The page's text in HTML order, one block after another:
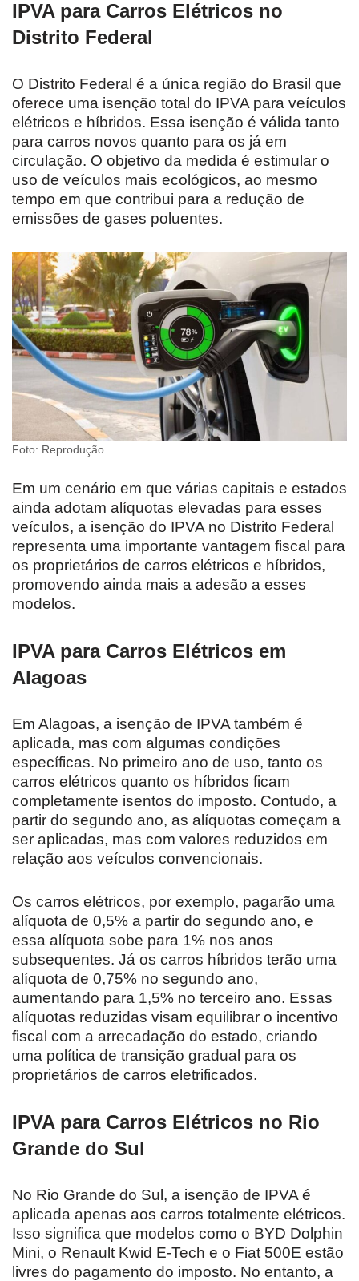
IPVA para Carros Elétricos no
Distrito Federal
O Distrito Federal é a única região do Brasil que
oferece uma isenção total do IPVA para veículos
elétricos e híbridos. Essa isenção é válida tanto
para carros novos quanto para os já em
circulação. O objetivo da medida é estimular o
uso de veículos mais ecológicos, ao mesmo
tempo em que contribui para a redução de
emissões de gases poluentes.
Foto: Reprodução
Em um cenário em que várias capitais e estados
ainda adotam alíquotas elevadas para esses
veículos, a isenção do IPVA no Distrito Federal
representa uma importante vantagem fiscal para
os proprietários de carros elétricos e híbridos,
promovendo ainda mais a adesão a esses
modelos.
IPVA para Carros Elétricos em
Alagoas
Em Alagoas, a isenção de IPVA também é
aplicada, mas com algumas condições
específicas. No primeiro ano de uso, tanto os
carros elétricos quanto os híbridos ficam
completamente isentos do imposto. Contudo, a
partir do segundo ano, as alíquotas começam a
ser aplicadas, mas com valores reduzidos em
relação aos veículos convencionais.
Os carros elétricos, por exemplo, pagarão uma
alíquota de 0,5% a partir do segundo ano, e
essa alíquota sobe para 1% nos anos
subsequentes. Já os carros híbridos terão uma
alíquota de 0,75% no segundo ano,
aumentando para 1,5% no terceiro ano. Essas
alíquotas reduzidas visam equilibrar o incentivo
fiscal com a arrecadação do estado, criando
uma política de transição gradual para os
proprietários de carros eletrificados.
IPVA para Carros Elétricos no Rio
Grande do Sul
No Rio Grande do Sul, a isenção de IPVA é
aplicada apenas aos carros totalmente elétricos.
Isso significa que modelos como o BYD Dolphin
Mini, o Renault Kwid E-Tech e o Fiat 500E estão
livres do pagamento do imposto. No entanto, a